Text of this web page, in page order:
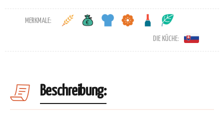
MERKMALE:
DIE KÜCHE:
Beschreibung: